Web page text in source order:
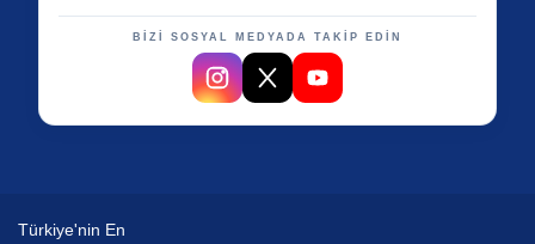
BİZİ SOSYAL MEDYADA TAKİP EDİN
Türkiye'nin En